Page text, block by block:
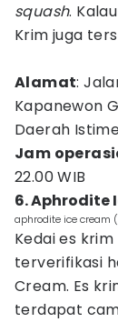
squash.
Krim juga
Alamat:
Kapanewon
Daerah
Jam
22.00 WIB
6. Aphrodite
aphrodite ice cream
Kedai es
terverifikasi
Cream. Es
terdapat